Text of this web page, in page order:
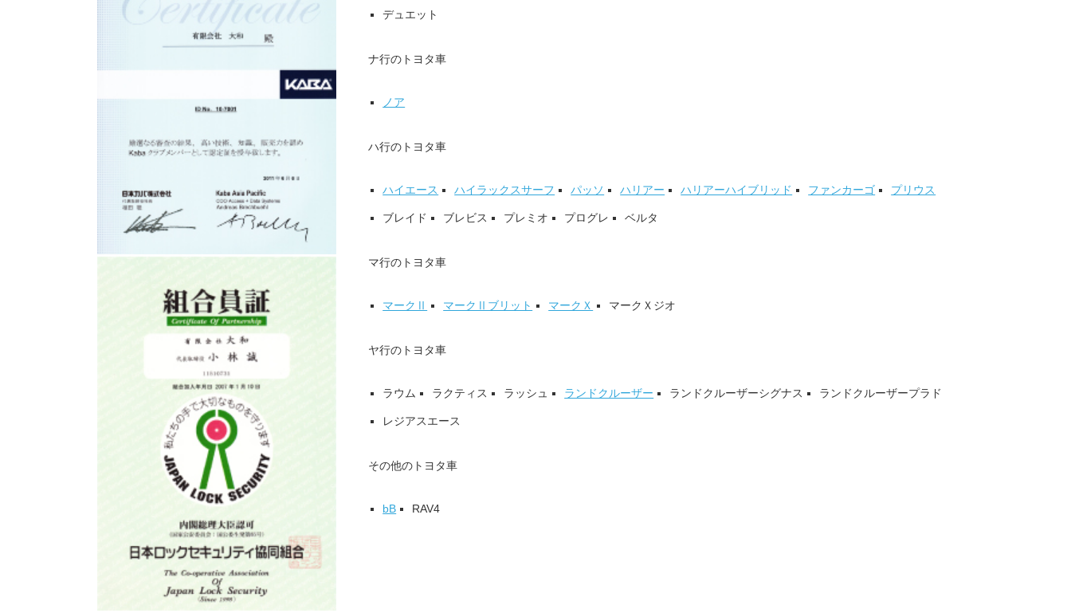
デュエット
ナ行のトヨタ車
ノア
ハ行のトヨタ車
ハイエース ハイラックスサーフ パッソ ハリアー ハリアーハイブリッド ファンカーゴ プリウス
ブレイド ブレビス プレミオ プログレ ベルタ
マ行のトヨタ車
マークⅡ マークⅡブリット マークＸ マークＸジオ
ヤ行のトヨタ車
ラウム ラクティス ラッシュ ランドクルーザー ランドクルーザーシグナス ランドクルーザープラド
レジアスエース
その他のトヨタ車
bB RAV4